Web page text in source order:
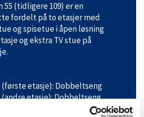
55 (tidligere 109) er en
fordelt på to etasjer med
og spisetue i åpen løsning
og ekstra TV stue på
(første etasje): Dobbeltseng
(andre etasje): Dobbeltseng
(andre etasje): Dobbeltseng